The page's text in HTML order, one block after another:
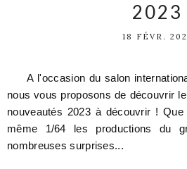
2023
18 FÉVR.
A l'occasion du salon
nous vous proposons de découvrir
nouveautés 2023 à découvrir !
même 1/64 les productions du
nombreuses surprises...